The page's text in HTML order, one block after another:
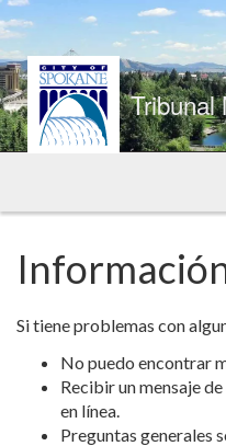
Skip
to
Content
Tribunal
Si tiene problemas con
No puedo encontrar
Recibir un mensaje
en línea.
Preguntas generales